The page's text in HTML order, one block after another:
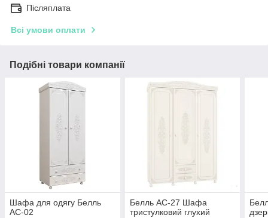
Післяплата
Всі умови оплати
Подібні товари компанії
Шафа для одягу Белль
АС-02
Белль АС-27 Шафа
тристулковий глухий